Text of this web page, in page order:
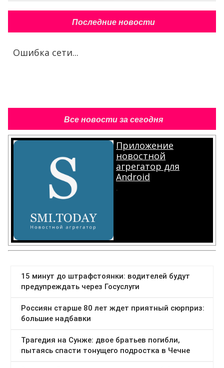
Последние новости
Ошибка сети...
Все новости за сегодня
Приложение
новостной
агрегатор для
Android
.